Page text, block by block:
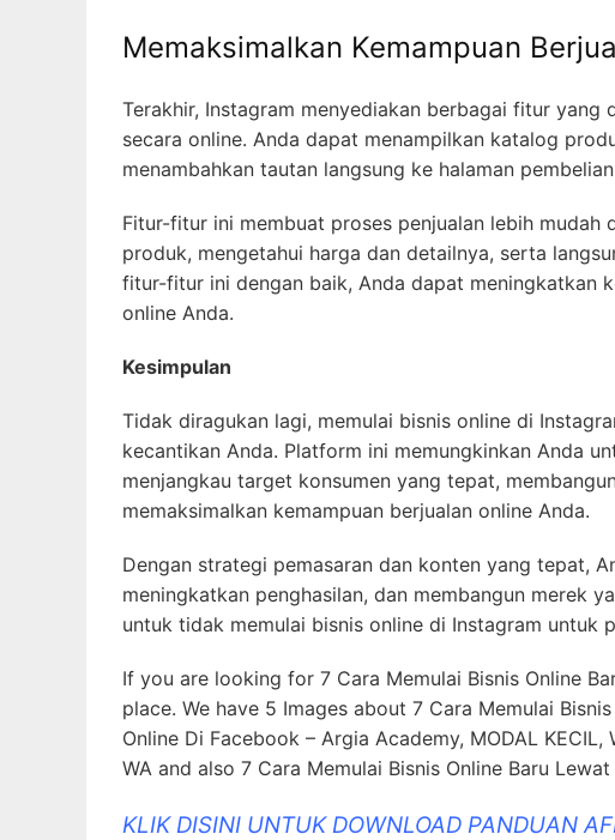
Memaksimalkan Kemampuan
Terakhir, Instagram menyediakan berbagai fitur
secara online. Anda dapat menampilkan katalog
menambahkan tautan langsung ke halaman
Fitur-fitur ini membuat proses penjualan lebih
produk, mengetahui harga dan detailnya, serta
fitur-fitur ini dengan baik, Anda dapat meningkatkan
online Anda.
Kesimpulan
Tidak diragukan lagi, memulai bisnis online di
kecantikan Anda. Platform ini memungkinkan Anda
menjangkau target konsumen yang tepat,
memaksimalkan kemampuan berjualan online Anda.
Dengan strategi pemasaran dan konten yang tepat,
meningkatkan penghasilan, dan membangun merek
untuk tidak memulai bisnis online di Instagram untuk
If you are looking for 7 Cara Memulai Bisnis Online
place. We have 5 Images about 7 Cara Memulai
Online Di Facebook – Argia Academy, MODAL
WA and also 7 Cara Memulai Bisnis Online Baru
KLIK DISINI UNTUK DOWNLOAD PANDUAN